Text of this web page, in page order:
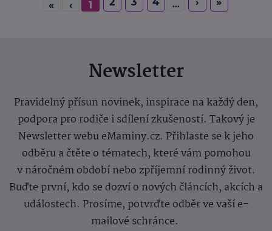
« ‹ 1 ...
Newsletter
Pravidelný přísun novinek, inspirace na každý den,
podpora pro rodiče i sdílení zkušeností. Takový je
Newsletter webu eMaminy.cz. Přihlaste se k jeho
odběru a čtěte o tématech, které vám pomohou
v náročném období nebo zpříjemní rodinný život.
Buďte první, kdo se dozví o nových článcích, akcích a
událostech. Prosíme, potvrďte odběr ve vaší e-
mailové schránce.